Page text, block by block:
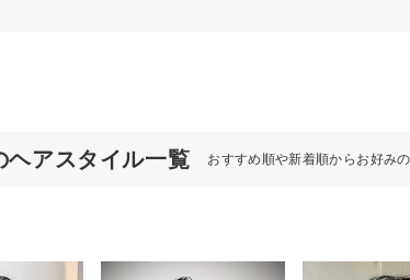
ヘアスタイル一覧 おすすめ順や新着順からお好み